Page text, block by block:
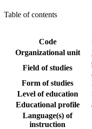
Table of contents
Code
Organizational unit
Field of studies
Form of studies
Level of education
Educational profile
Language(s) of
instruction